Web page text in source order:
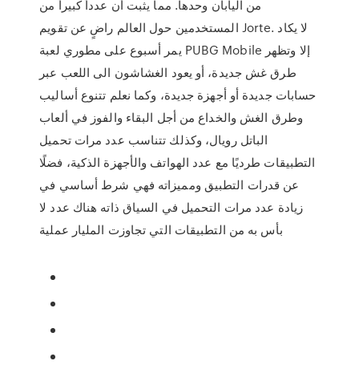
من اليابان وحدها. مما يثبت أن عدداً كبيراً من
المستخدمين حول العالم راضٍ عن تقويم Jorte. لا يكاد
يمر أسبوع على مطوري لعبة PUBG Mobile إلا وتظهر
طرق غش جديدة، أو يعود الغشاشون الى اللعب عبر
حسابات جديدة أو أجهزة جديدة، وكما نعلم تتنوع أساليب
وطرق الغش والخداع من أجل البقاء والفوز في ألعاب
الباتل رويال، وكذلك تتناسب عدد مرات تحميل
التطبيقات طرديًا مع عدد الهواتف والأجهزة الذكية، فضلًا
عن قدرات التطبيق ومميزاته فهي شرط أساسي في
زيادة عدد مرات التحميل في السياق ذاته هناك عدد لا
بأس به من التطبيقات التي تجاوزت المليار عملية